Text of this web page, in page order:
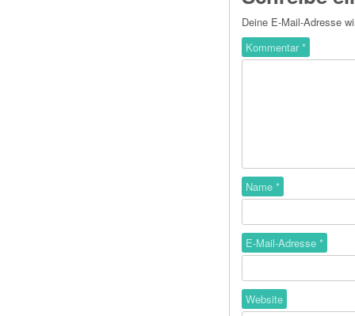
Deine E-Mail-Adresse
Kommentar*
Name *
E-Mail-Adresse *
Website